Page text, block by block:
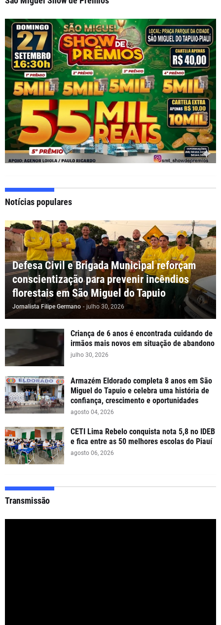
Notícias populares
Defesa Civil e Brigada Municipal reforçam
conscientização para prevenir incêndios
florestais em São Miguel do Tapuio
Jornalista Filipe Germano - julho 30, 2026
Criança de 6 anos é encontrada cuidando de
irmãos mais novos em situação de abandono
julho 30, 2026
Armazém Eldorado completa 8 anos em São
Miguel do Tapuio e celebra uma história de
confiança, crescimento e oportunidades
agosto 04, 2026
CETI Lima Rebelo conquista nota 5,8 no IDEB
e fica entre as 50 melhores escolas do Piauí
agosto 06, 2026
Transmissão